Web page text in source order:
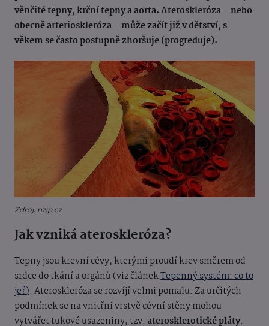
věnčité tepny, krční tepny a aorta. Ateroskleróza – nebo
obecně arterioskleróza – může začít již v dětství, s
věkem se často postupně zhoršuje (progreduje).
Zdroj: nzip.cz
Jak vzniká ateroskleróza?
Tepny jsou krevní cévy, kterými proudí krev směrem od
srdce do tkání a orgánů (viz článekTepenný systém: co to
je?). Ateroskleróza se rozvíjí velmi pomalu. Za určitých
podmínek se na vnitřní vrstvě cévní stěny mohou
vytvářet tukové usazeniny, tzv. aterosklerotické pláty.